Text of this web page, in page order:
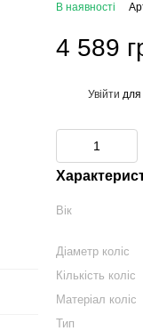
В наявності
4 589
Увійти для
Вік
Діаметр коліс
Кількість коліс
Матеріал коліс
Тип